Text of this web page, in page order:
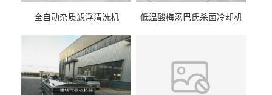
全自动杂质滤浮清洗机 低温酸梅汤巴氏杀菌冷却机